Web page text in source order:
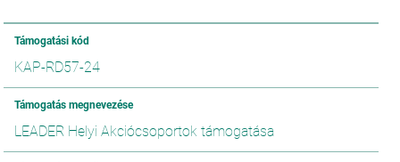
Támogatási kód
KAP-RD57-24
Támogatás megnevezése
LEADER Helyi Akciócsoportok támogatása